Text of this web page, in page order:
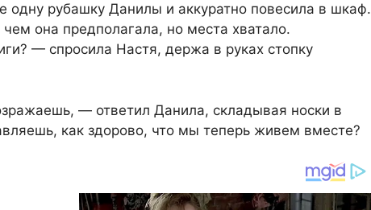
одну рубашку Данилы и аккуратно повесила в шкаф.
она предполагала, но места хватало.
— спросила Настя, держа в руках стопку
— ответил Данила, складывая носки в
как здорово, что мы теперь живем вместе?